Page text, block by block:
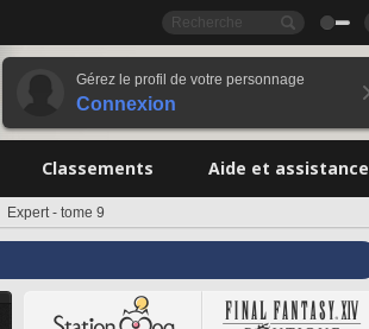
Gérez le profil de votre personnage
Connexion
Classements Aide et assistance
Expert - tome 9